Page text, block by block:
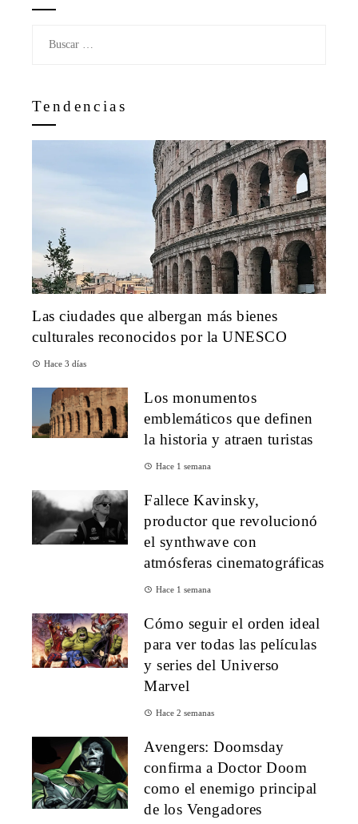
Tendencias
Las ciudades que albergan más bienes
culturales reconocidos por la UNESCO
Hace 3 días
Los monumentos
emblemáticos que definen
la historia y atraen turistas
Hace 1 semana
Fallece Kavinsky,
productor que revolucionó
el synthwave con
atmósferas cinematográficas
Hace 1 semana
Cómo seguir el orden ideal
para ver todas las películas
y series del Universo
Marvel
Hace 2 semanas
Avengers: Doomsday
confirma a Doctor Doom
como el enemigo principal
de los Vengadores